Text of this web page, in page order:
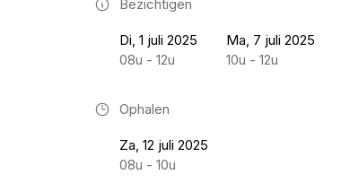
Bezichtigen
Di, 1 juli 2025
08u - 12u
Ma, 7 juli 2025
10u - 12u
Ophalen
Za, 12 juli 2025
08u - 10u